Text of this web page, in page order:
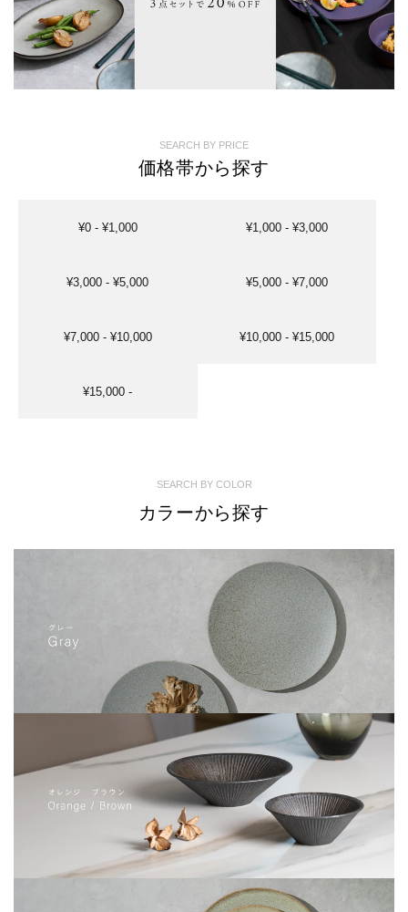
SEARCH BY PRICE
価格帯から探す
¥0 - ¥1,000 ¥1,000 - ¥3,000
¥3,000 - ¥5,000 ¥5,000 - ¥7,000
¥7,000 - ¥10,000 ¥10,000 - ¥15,000
¥15,000 -
SEARCH BY COLOR
カラーから探す